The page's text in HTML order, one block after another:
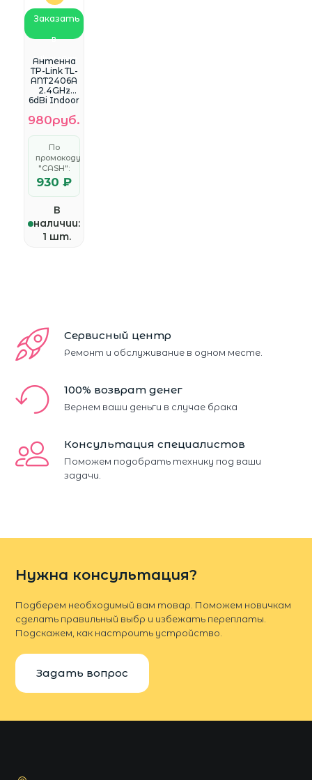
Заказать
в
WhatsApp
Антенна
TP-Link TL-
ANT2406A
2.4GHz
6dBi Indoor
980руб.
По
промокоду
"CASH":
930 ₽
В
наличии:
1 шт.
Сервисный центр
Ремонт и обслуживание в одном месте.
100% возврат денег
Вернем ваши деньги в случае брака
Консультация специалистов
Поможем подобрать технику под ваши
задачи.
Нужна консультация?
Подберем необходимый вам товар. Поможем новичкам
сделать правильный выбр и избежать переплаты.
Подскажем, как настроить устройство.
Задать вопрос